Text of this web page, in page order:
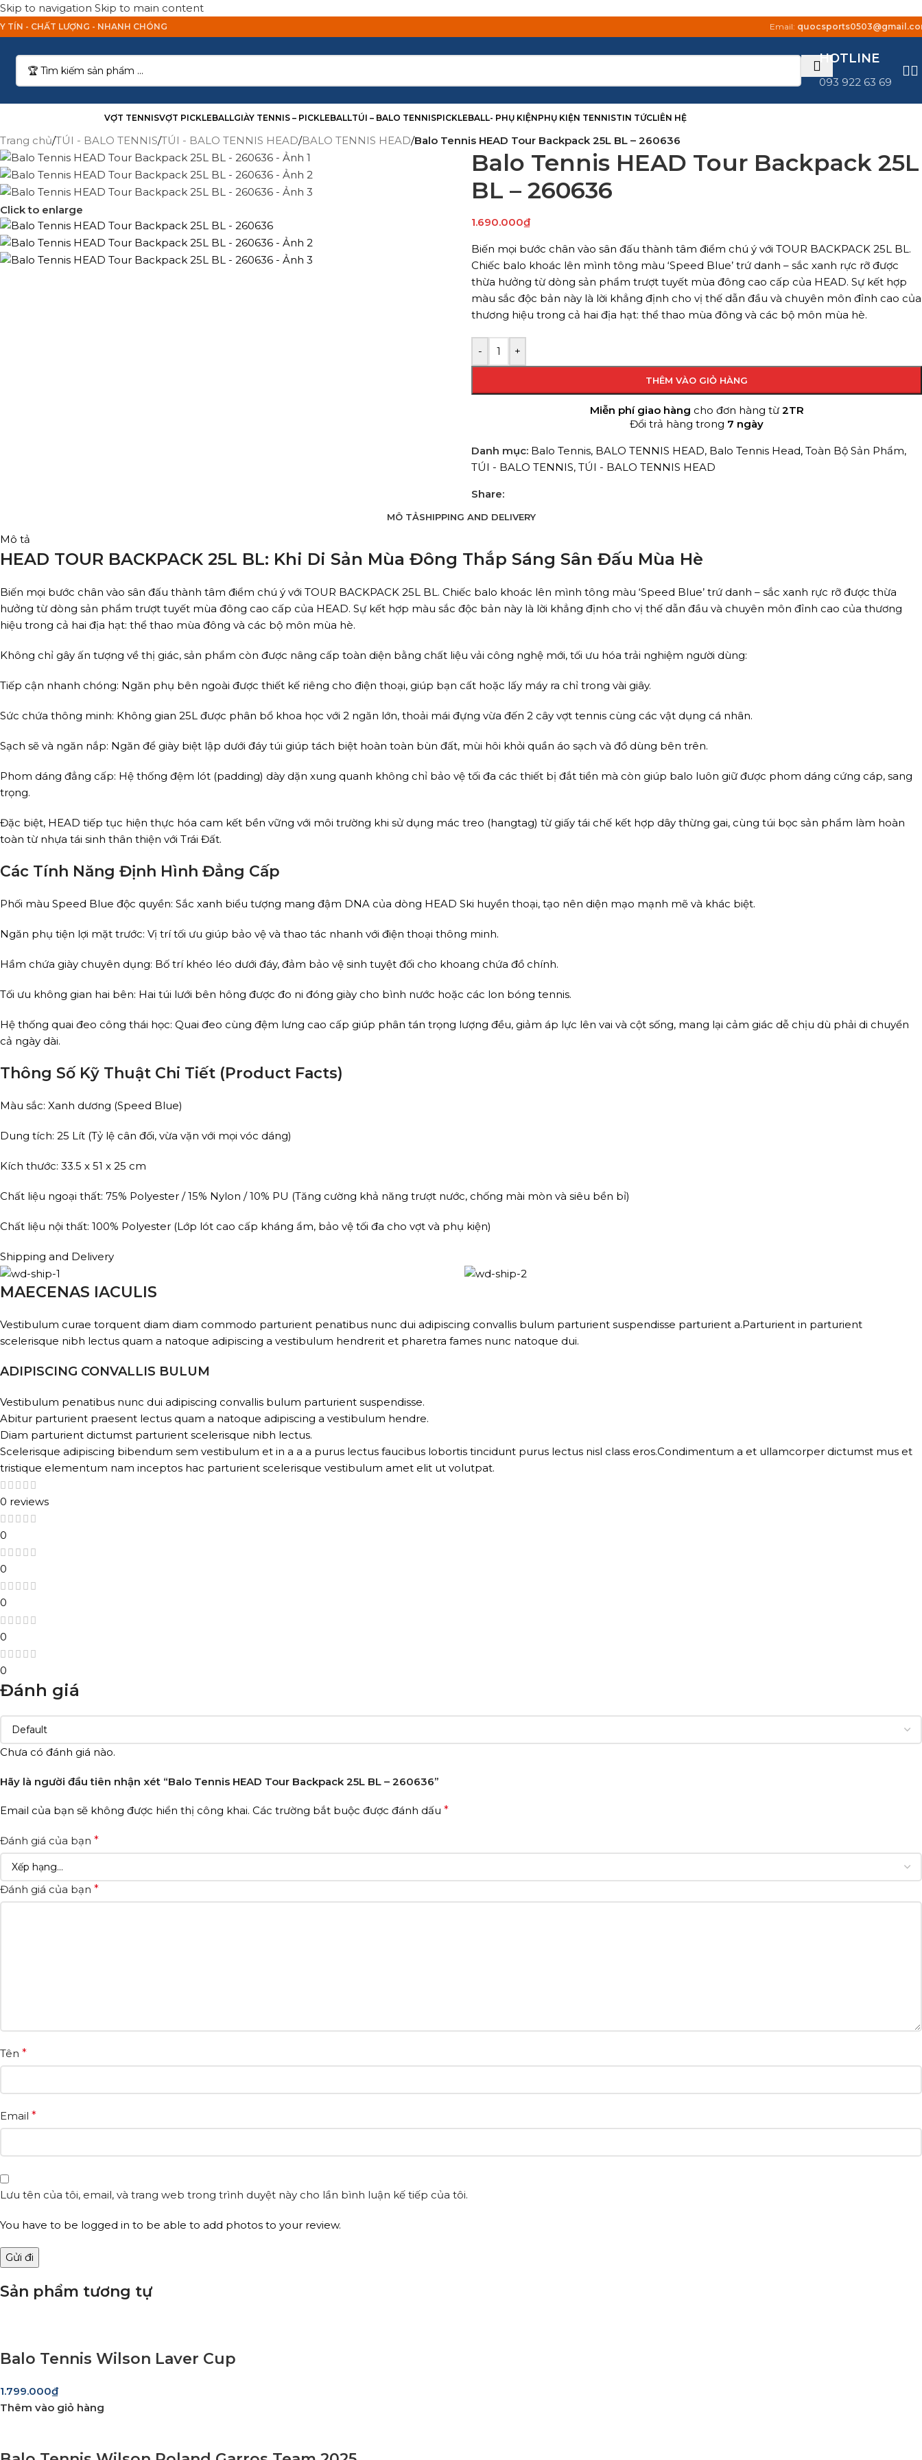
Skip to navigation Skip to main content
TÍN - CHẤT LƯỢNG - NHANH CHÓNG Email:
HOTLINE
093 922 63 69
VỢT TENNISVỢT PICKLEBALLGIÀY TENNIS – PICKLEBALLTÚI – BALO TENNISPICKLEBALL- PHỤ KIỆNPHỤ KIỆN TENNISTIN TỨCLIÊN HỆ
Trang chủ/TÚI - BALO TENNIS/TÚI - BALO TENNIS HEAD/BALO TENNIS HEAD/Balo Tennis HEAD Tour Backpack 25L BL – 260636
Click to enlarge
Balo Tennis HEAD Tour Backpack 25L
BL – 260636
1.690.000₫
Biến mọi bước chân vào sân đấu thành tâm điểm chú ý với TOUR BACKPACK 25L BL.
Chiếc balo khoác lên mình tông màu ‘Speed Blue’ trứ danh – sắc xanh rực rỡ được
thừa hưởng từ dòng sản phẩm trượt tuyết mùa đông cao cấp của HEAD. Sự kết hợp
màu sắc độc bản này là lời khẳng định cho vị thế dẫn đầu và chuyên môn đỉnh cao của
thương hiệu trong cả hai địa hạt: thể thao mùa đông và các bộ môn mùa hè.
- +
THÊM VÀO GIỎ HÀNG
Miễn phí giao hàng cho đơn hàng từ 2TR
Đổi trả hàng trong 7 ngày
Danh mục: Balo Tennis, BALO TENNIS HEAD, Balo Tennis Head, Toàn Bộ Sản Phẩm,
TÚI - BALO TENNIS, TÚI - BALO TENNIS HEAD
Share:
MÔ TẢSHIPPING AND DELIVERY
Mô tả
HEAD TOUR BACKPACK 25L BL: Khi Di Sản Mùa Đông Thắp Sáng Sân Đấu Mùa Hè
Biến mọi bước chân vào sân đấu thành tâm điểm chú ý với TOUR BACKPACK 25L BL. Chiếc balo khoác lên mình tông màu ‘Speed Blue’ trứ danh – sắc xanh rực rỡ được thừa
hưởng từ dòng sản phẩm trượt tuyết mùa đông cao cấp của HEAD. Sự kết hợp màu sắc độc bản này là lời khẳng định cho vị thế dẫn đầu và chuyên môn đỉnh cao của thương
hiệu trong cả hai địa hạt: thể thao mùa đông và các bộ môn mùa hè.
Không chỉ gây ấn tượng về thị giác, sản phẩm còn được nâng cấp toàn diện bằng chất liệu vải công nghệ mới, tối ưu hóa trải nghiệm người dùng:
Tiếp cận nhanh chóng: Ngăn phụ bên ngoài được thiết kế riêng cho điện thoại, giúp bạn cất hoặc lấy máy ra chỉ trong vài giây.
Sức chứa thông minh: Không gian 25L được phân bổ khoa học với 2 ngăn lớn, thoải mái đựng vừa đến 2 cây vợt tennis cùng các vật dụng cá nhân.
Sạch sẽ và ngăn nắp: Ngăn để giày biệt lập dưới đáy túi giúp tách biệt hoàn toàn bùn đất, mùi hôi khỏi quần áo sạch và đồ dùng bên trên.
Phom dáng đẳng cấp: Hệ thống đệm lót (padding) dày dặn xung quanh không chỉ bảo vệ tối đa các thiết bị đắt tiền mà còn giúp balo luôn giữ được phom dáng cứng cáp, sang
trọng.
Đặc biệt, HEAD tiếp tục hiện thực hóa cam kết bền vững với môi trường khi sử dụng mác treo (hangtag) từ giấy tái chế kết hợp dây thừng gai, cùng túi bọc sản phẩm làm hoàn
toàn từ nhựa tái sinh thân thiện với Trái Đất.
Các Tính Năng Định Hình Đẳng Cấp
Phối màu Speed Blue độc quyền: Sắc xanh biểu tượng mang đậm DNA của dòng HEAD Ski huyền thoại, tạo nên diện mạo mạnh mẽ và khác biệt.
Ngăn phụ tiện lợi mặt trước: Vị trí tối ưu giúp bảo vệ và thao tác nhanh với điện thoại thông minh.
Hầm chứa giày chuyên dụng: Bố trí khéo léo dưới đáy, đảm bảo vệ sinh tuyệt đối cho khoang chứa đồ chính.
Tối ưu không gian hai bên: Hai túi lưới bên hông được đo ni đóng giày cho bình nước hoặc các lon bóng tennis.
Hệ thống quai đeo công thái học: Quai đeo cùng đệm lưng cao cấp giúp phân tán trọng lượng đều, giảm áp lực lên vai và cột sống, mang lại cảm giác dễ chịu dù phải di chuyển
cả ngày dài.
Thông Số Kỹ Thuật Chi Tiết (Product Facts)
Màu sắc: Xanh dương (Speed Blue)
Dung tích: 25 Lít (Tỷ lệ cân đối, vừa vặn với mọi vóc dáng)
Kích thước: 33.5 x 51 x 25 cm
Chất liệu ngoại thất: 75% Polyester / 15% Nylon / 10% PU (Tăng cường khả năng trượt nước, chống mài mòn và siêu bền bỉ)
Chất liệu nội thất: 100% Polyester (Lớp lót cao cấp kháng ẩm, bảo vệ tối đa cho vợt và phụ kiện)
Shipping and Delivery
MAECENAS IACULIS
Vestibulum curae torquent diam diam commodo parturient penatibus nunc dui adipiscing convallis bulum parturient suspendisse parturient a.Parturient in parturient
scelerisque nibh lectus quam a natoque adipiscing a vestibulum hendrerit et pharetra fames nunc natoque dui.
ADIPISCING CONVALLIS BULUM
Vestibulum penatibus nunc dui adipiscing convallis bulum parturient suspendisse.
Abitur parturient praesent lectus quam a natoque adipiscing a vestibulum hendre.
Diam parturient dictumst parturient scelerisque nibh lectus.
Scelerisque adipiscing bibendum sem vestibulum et in a a a purus lectus faucibus lobortis tincidunt purus lectus nisl class eros.Condimentum a et ullamcorper dictumst mus et
tristique elementum nam inceptos hac parturient scelerisque vestibulum amet elit ut volutpat.
0 reviews
0
0
0
0
0
Đánh giá
Chưa có đánh giá nào.
Hãy là người đầu tiên nhận xét “Balo Tennis HEAD Tour Backpack 25L BL – 260636”
Email của bạn sẽ không được hiển thị công khai. Các trường bắt buộc được đánh dấu *
Đánh giá của bạn *
Đánh giá của bạn *
Tên *
Email *
Lưu tên của tôi, email, và trang web trong trình duyệt này cho lần bình luận kế tiếp của tôi.
You have to be logged in to be able to add photos to your review.
Sản phẩm tương tự
Balo Tennis Wilson Laver Cup
1.799.000₫
Thêm vào giỏ hàng